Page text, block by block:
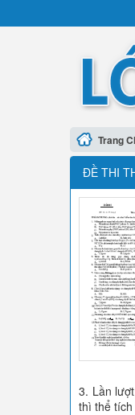
Trang
ĐỀ THI
3. Lần
thì thể